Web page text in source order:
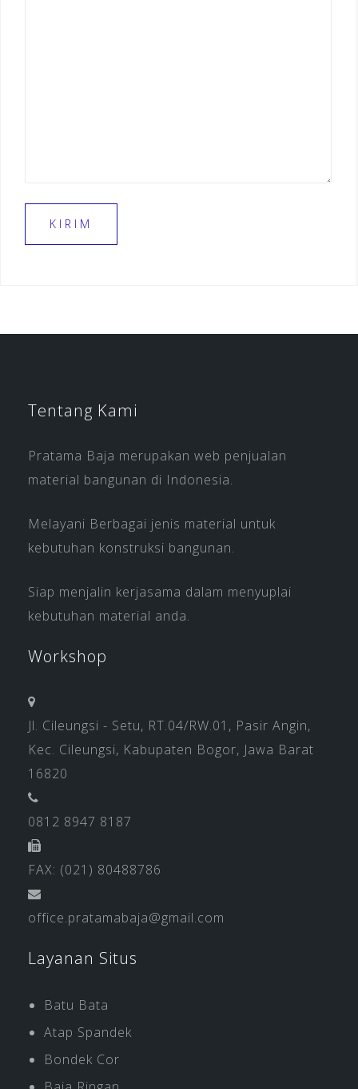
Tentang Kami
Pratama Baja merupakan web penjualan
material bangunan di Indonesia.
Melayani Berbagai jenis material untuk
kebutuhan konstruksi bangunan.
Siap menjalin kerjasama dalam menyuplai
kebutuhan material anda.
Workshop
Jl. Cileungsi - Setu, RT.04/RW.01, Pasir Angin,
Kec. Cileungsi, Kabupaten Bogor, Jawa Barat
16820
0812 8947 8187
FAX: (021) 80488786
office.pratamabaja@gmail.com
Layanan Situs
Batu Bata
Atap Spandek
Bondek Cor